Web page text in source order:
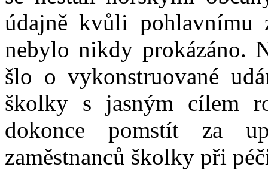
údajně kvůli pohlavnímu
nebylo nikdy prokázáno.
šlo o vykonstruované
školky s jasným cílem
dokonce pomstít za
zaměstnanců školky při